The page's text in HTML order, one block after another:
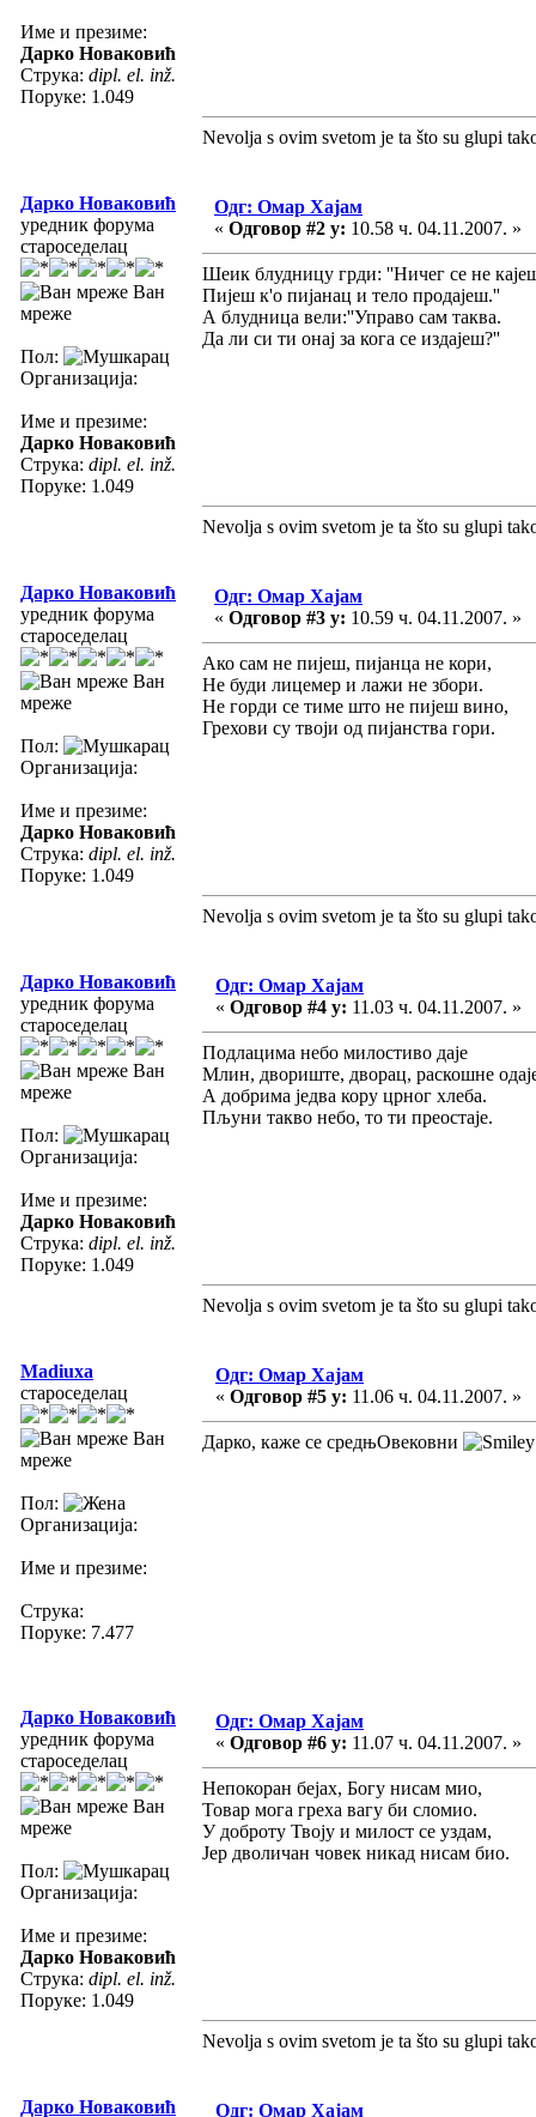
Име и презиме:
Дарко Новаковић
Струка: dipl. el. inž.
Поруке: 1.049
Nevolja s ovim svetom je ta što su glupi
Дарко Новаковић
уредник форума
староседелац
Ван
мреже
Пол:
Организација:
Име и презиме:
Дарко Новаковић
Струка: dipl. el. inž.
Поруке: 1.049
Одг: Омар Хајам
« Одговор #2 у: 10.58 ч. 04.11.2007. »
Шеик блудницу грди: ''Ничег се не
Пијеш к'о пијанац и тело продајеш.''
А блудница вели:''Управо сам таква.
Да ли си ти онај за кога се издајеш?''
Nevolja s ovim svetom je ta što su glupi
Дарко Новаковић
уредник форума
староседелац
Ван
мреже
Пол:
Организација:
Име и презиме:
Дарко Новаковић
Струка: dipl. el. inž.
Поруке: 1.049
Одг: Омар Хајам
« Одговор #3 у: 10.59 ч. 04.11.2007. »
Ако сам не пијеш, пијанца не кори,
Не буди лицемер и лажи не збори.
Не горди се тиме што не пијеш вино,
Грехови су твоји од пијанства гори.
Nevolja s ovim svetom je ta što su glupi
Дарко Новаковић
уредник форума
староседелац
Ван
мреже
Пол:
Организација:
Име и презиме:
Дарко Новаковић
Струка: dipl. el. inž.
Поруке: 1.049
Одг: Омар Хајам
« Одговор #4 у: 11.03 ч. 04.11.2007. »
Подлацима небо милостиво даје
Млин, двориште, дворац, раскошне
А добрима једва кору црног хлеба.
Пљуни такво небо, то ти преостаје.
Nevolja s ovim svetom je ta što su glupi
Madiuxa
староседелац
Ван
мреже
Пол:
Организација:
Име и презиме:
Струка:
Поруке: 7.477
Одг: Омар Хајам
« Одговор #5 у: 11.06 ч. 04.11.2007. »
Дарко, каже се средњОвековни
Дарко Новаковић
уредник форума
староседелац
Ван
мреже
Пол:
Организација:
Име и презиме:
Дарко Новаковић
Струка: dipl. el. inž.
Поруке: 1.049
Одг: Омар Хајам
« Одговор #6 у: 11.07 ч. 04.11.2007. »
Непокоран бејах, Богу нисам мио,
Товар мога греха вагу би сломио.
У доброту Твоју и милост се уздам,
Јер дволичан човек никад нисам био.
Nevolja s ovim svetom je ta što su glupi
Дарко Новаковић Одг: Омар Хајам